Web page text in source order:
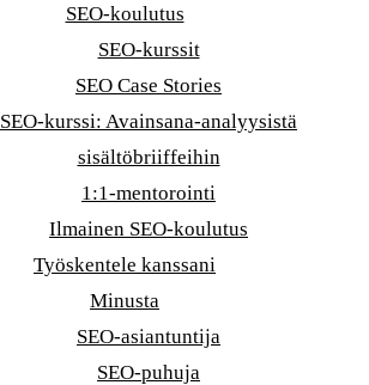
SEO-koulutus
SEO-kurssit
SEO Case Stories
SEO-kurssi: Avainsana-analyysistä
sisältöbriiffeihin
1:1-mentorointi
Ilmainen SEO-koulutus
Työskentele kanssani
Minusta
SEO-asiantuntija
SEO-puhuja